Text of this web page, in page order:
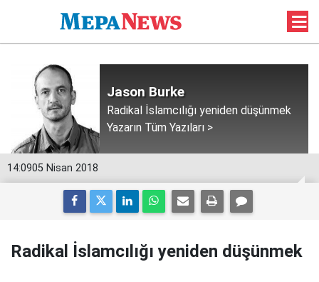
Jason Burke
Radikal İslamcılığı yeniden düşünmek
Yazarın Tüm Yazıları >
14:0905 Nisan 2018
Radikal İslamcılığı yeniden düşünmek